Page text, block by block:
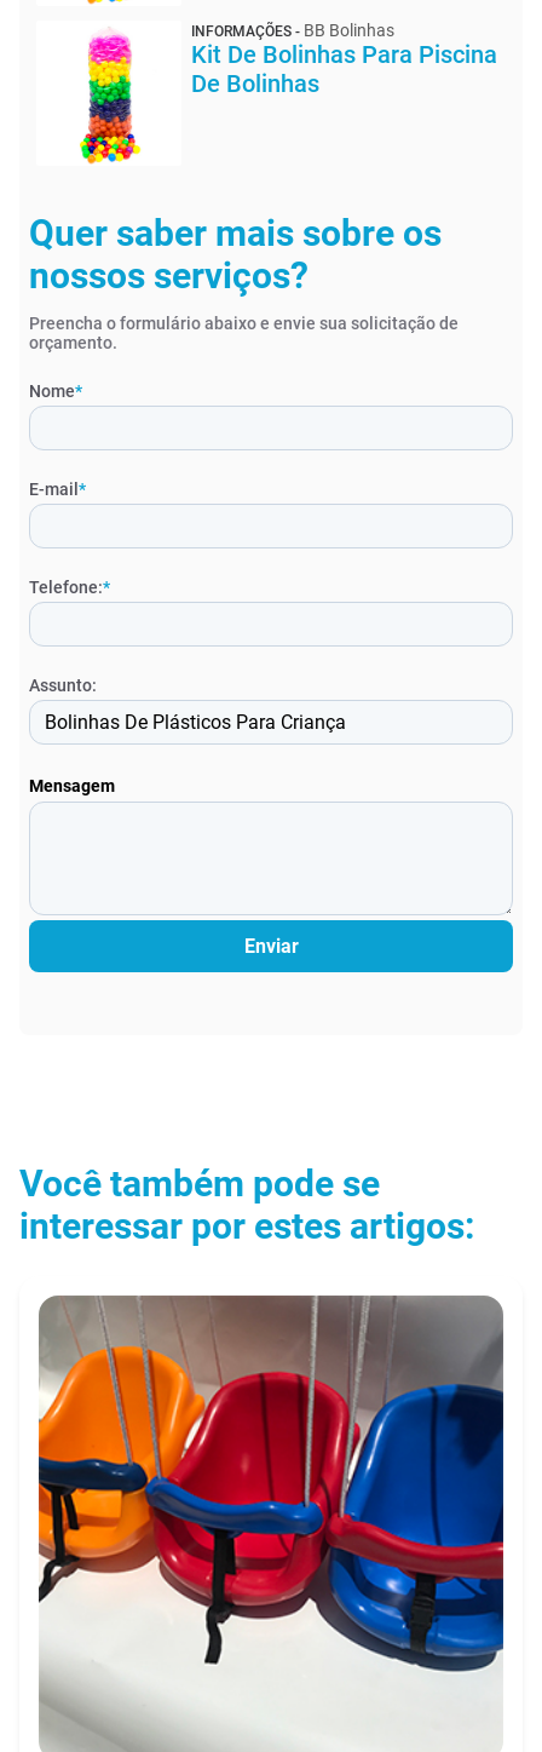
INFORMAÇÕES - BB Bolinhas
Kit De Bolinhas Para Piscina
De Bolinhas
Quer saber mais sobre os
nossos serviços?
Preencha o formulário abaixo e envie sua solicitação de
orçamento.
Nome*
E-mail *
Telefone:*
Assunto:
Mensagem
Enviar
Você também pode se
interessar por estes artigos: